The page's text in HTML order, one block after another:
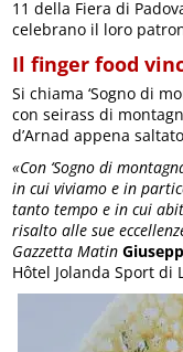
11 della Fiera di
celebrano il loro
Il finger food
Si chiama ‘Sogno di
con seirass di
d’Arnad appena
«Con ‘Sogno di
in cui viviamo e in
tanto tempo e in cui
risalto alle sue
Gazzetta Matin
Hôtel Jolanda Sport di